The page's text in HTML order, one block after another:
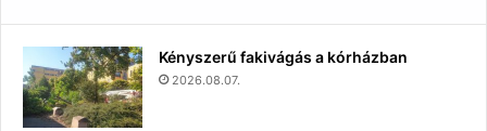
Kényszerű fakivágás a kórházban
2026.08.07.